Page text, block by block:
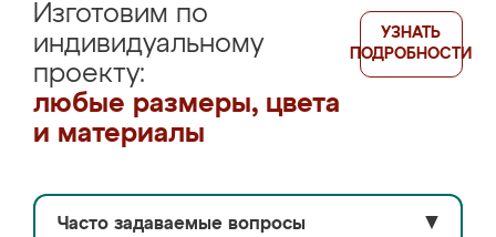
Изготовим по
индивидуальному
проекту:
любые размеры, цвета
и материалы
УЗНАТЬ
ПОДРОБНОСТИ
Часто задаваемые вопросы ▼